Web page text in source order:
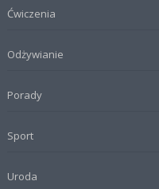
Ćwiczenia
Odżywianie
Porady
Sport
Uroda